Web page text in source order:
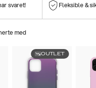
svaret! Fleksible &
med
OUTLET